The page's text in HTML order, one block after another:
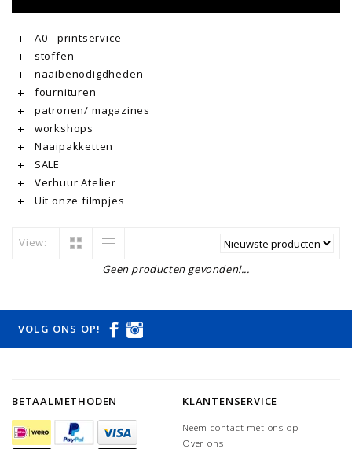
A0 - printservice
stoffen
naaibenodigdheden
fournituren
patronen/ magazines
workshops
Naaipakketten
SALE
Verhuur Atelier
Uit onze filmpjes
View:
Geen producten gevonden!...
VOLG ONS OP!
BETAALMETHODEN KLANTENSERVICE
Neem contact met ons op
Over ons